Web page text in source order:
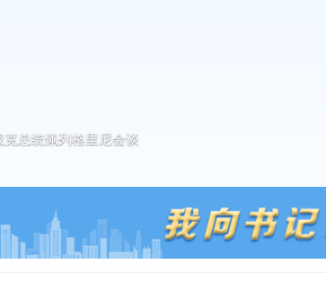
世界人工智能大会暨人工智能全球...